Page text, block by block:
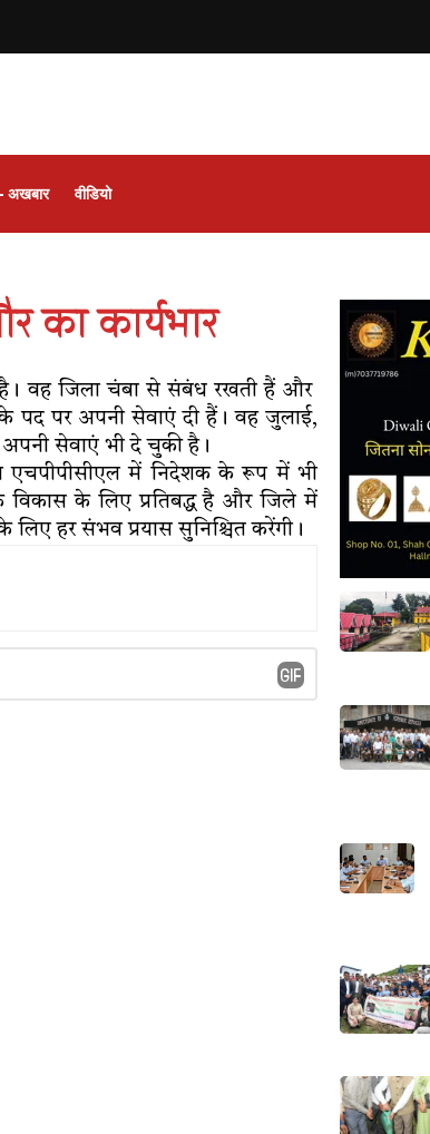
अखबार वीडियो
का कार्यभार
है। वह जिला चंबा से संबंध रखती हैं और
के पद पर अपनी सेवाएं दी हैं। वह जुलाई,
सेवाएं भी दे चुकी है।
व एचपीपीसीएल में निदेशक के रूप में भी
विकास के लिए प्रतिबद्ध है और जिले में
हर संभव प्रयास सुनिश्चित करेंगी।